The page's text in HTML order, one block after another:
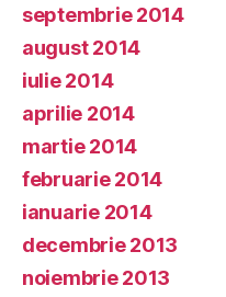
septembrie 2014
august 2014
iulie 2014
aprilie 2014
martie 2014
februarie 2014
ianuarie 2014
decembrie 2013
noiembrie 2013